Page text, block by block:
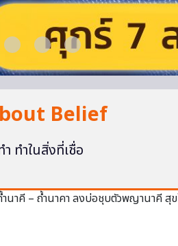
Belief
ทำในสิ่งที่เชื่อ